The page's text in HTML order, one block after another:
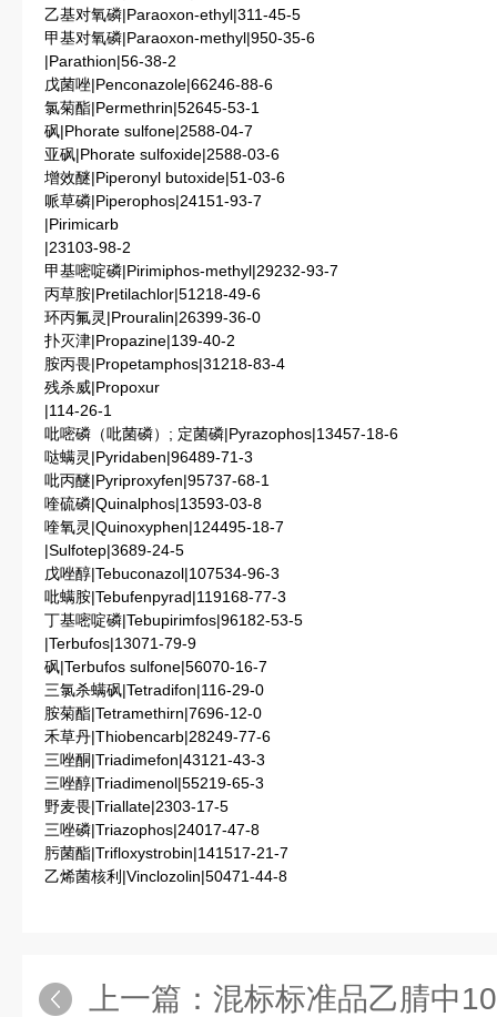
乙基对氧磷|Paraoxon-ethyl|311-45-5
甲基对氧磷|Paraoxon-methyl|950-35-6
|Parathion|56-38-2
戊菌唑|Penconazole|66246-88-6
氯菊酯|Permethrin|52645-53-1
砜|Phorate sulfone|2588-04-7
亚砜|Phorate sulfoxide|2588-03-6
增效醚|Piperonyl butoxide|51-03-6
哌草磷|Piperophos|24151-93-7
|Pirimicarb
|23103-98-2
甲基嘧啶磷|Pirimiphos-methyl|29232-93-7
丙草胺|Pretilachlor|51218-49-6
环丙氟灵|Prouralin|26399-36-0
扑灭津|Propazine|139-40-2
胺丙畏|Propetamphos|31218-83-4
残杀威|Propoxur
|114-26-1
吡嘧磷（吡菌磷）; 定菌磷|Pyrazophos|13457-18-6
哒螨灵|Pyridaben|96489-71-3
吡丙醚|Pyriproxyfen|95737-68-1
喹硫磷|Quinalphos|13593-03-8
喹氧灵|Quinoxyphen|124495-18-7
|Sulfotep|3689-24-5
戊唑醇|Tebuconazol|107534-96-3
吡螨胺|Tebufenpyrad|119168-77-3
丁基嘧啶磷|Tebupirimfos|96182-53-5
|Terbufos|13071-79-9
砜|Terbufos sulfone|56070-16-7
三氯杀螨砜|Tetradifon|116-29-0
胺菊酯|Tetramethirn|7696-12-0
禾草丹|Thiobencarb|28249-77-6
三唑酮|Triadimefon|43121-43-3
三唑醇|Triadimenol|55219-65-3
野麦畏|Triallate|2303-17-5
三唑磷|Triazophos|24017-47-8
肟菌酯|Trifloxystrobin|141517-21-7
乙烯菌核利|Vinclozolin|50471-44-8
上一篇： 混标标准品乙腈中10种硝基咪唑混